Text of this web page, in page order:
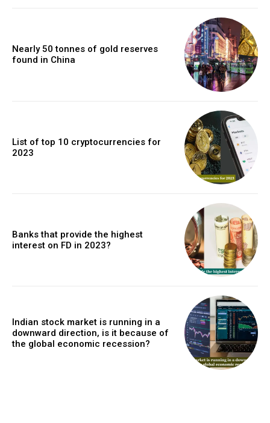
Nearly 50 tonnes of gold reserves
found in China
List of top 10 cryptocurrencies for
2023
Banks that provide the highest
interest on FD in 2023?
Indian stock market is running in a
downward direction, is it because of
the global economic recession?